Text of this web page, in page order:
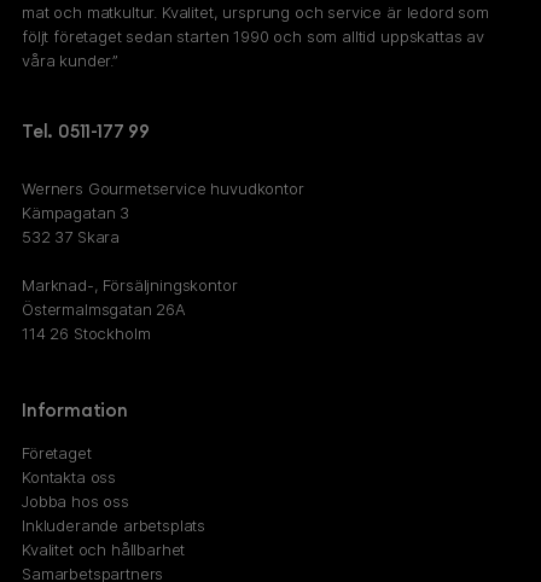
mat och matkultur. Kvalitet, ursprung och service är ledord som
följt företaget sedan starten 1990 och som alltid uppskattas av
våra kunder.”
Tel. 0511-177 99
Werners Gourmetservice huvudkontor
Kämpagatan 3
532 37 Skara
Marknad-, Försäljningskontor
Östermalmsgatan 26A
114 26 Stockholm
Information
Företaget
Kontakta oss
Jobba hos oss
Inkluderande arbetsplats
Kvalitet och hållbarhet
Samarbetspartners